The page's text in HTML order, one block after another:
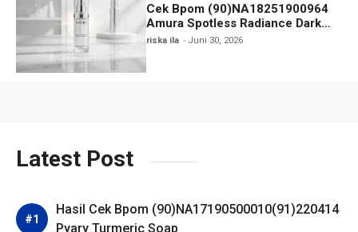
Cek Bpom (90)NA18251900964
Amura Spotless Radiance Dark
Spot Treatment
riska ila Juni 30, 2026
Latest Post
Hasil Cek Bpom (90)NA17190500010(91)220414
Pyary Turmeric Soap